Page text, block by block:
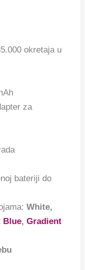
okretaja u
za
bateriji do
White,
Blue,Gradient